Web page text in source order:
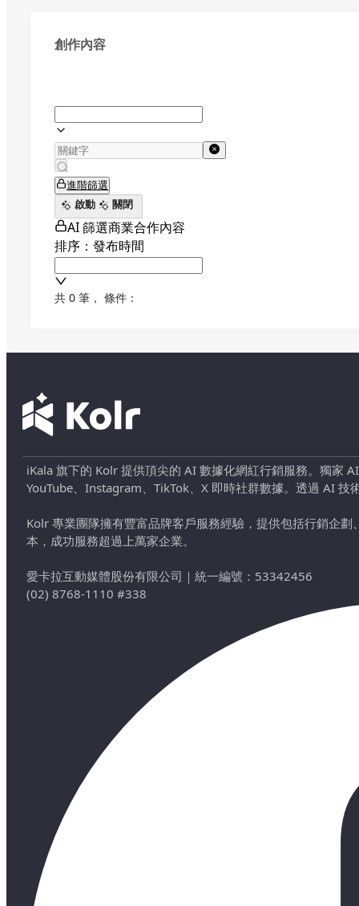
創作內容
進階篩選
啟動
關閉
AI 篩選商業合作內容
排序：發布時間
共 0 筆 ， 條件：
iKala 旗下的 Kolr 提供頂尖的 AI 數據化網紅行銷服務。獨家
YouTube、Instagram、TikTok、X 即時社群數據。透過 AI
Kolr 專業團隊擁有豐富品牌客戶服務經驗，提供包括行銷企
本，成功服務超過上萬家企業。
愛卡拉互動媒體股份有限公司 ｜ 統一編號：53342456
(02) 8768-1110 #338